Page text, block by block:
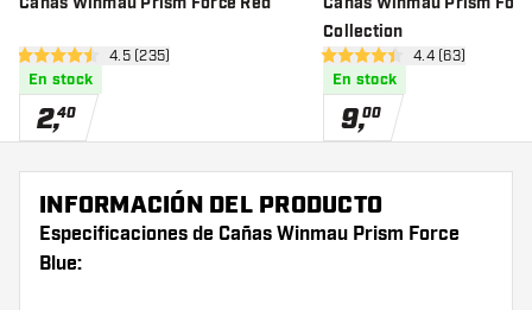
abrir panel de reseñas
4.5 estrellas de puntuación
4.5 (235)
En stock
2,40
Collection
abrir panel de
4.4 estrellas de puntuación
4.4 (63)
En stock
9,00
INFORMACIÓN DEL PRODUCTO
Especificaciones de Cañas Winmau Prism Force
Blue: